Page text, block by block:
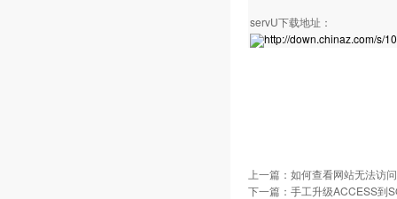
servU下载地址：
http://down.chinaz.com/s/
上一篇： 如何查看网站无法访
下一篇： 手工升级ACCESS到